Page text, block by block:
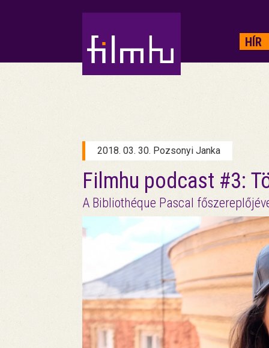
HÍR
2018. 03. 30. Pozsonyi Janka
Filmhu podcast #3:
A Bibliothéque Pascal